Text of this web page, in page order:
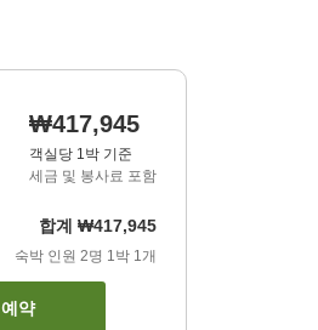
₩417,945
객실당 1박 기준
세금 및 봉사료 포함
합계 ₩417,945
숙박 인원 2명 1박 1개
예약